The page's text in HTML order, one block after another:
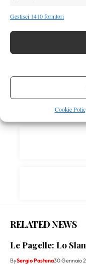
Gestisci 1410 fornitori
Cookie
RELATED NEWS
Le Pagelle: Lo
BySergio Pastena30 Gennaio